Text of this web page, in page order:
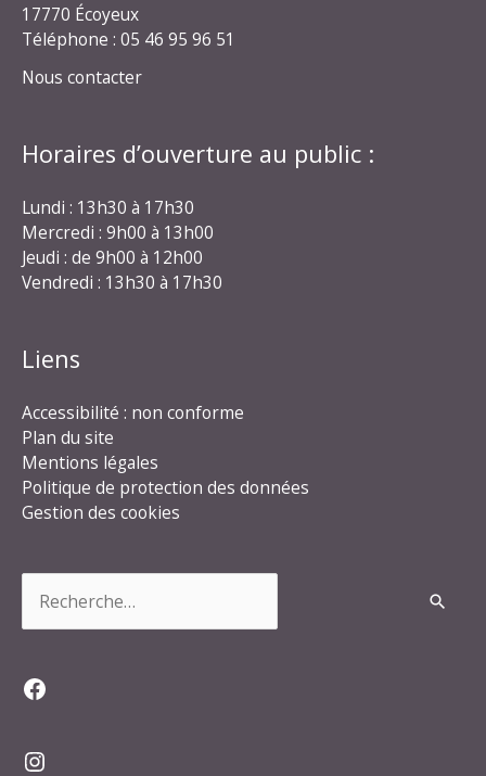
17770 Écoyeux
Téléphone : 05 46 95 96 51
Nous contacter
Horaires d’ouverture au public :
Lundi : 13h30 à 17h30
Mercredi : 9h00 à 13h00
Jeudi : de 9h00 à 12h00
Vendredi : 13h30 à 17h30
Liens
Accessibilité : non conforme
Plan du site
Mentions légales
Politique de protection des données
Gestion des cookies
Facebook
Instagram